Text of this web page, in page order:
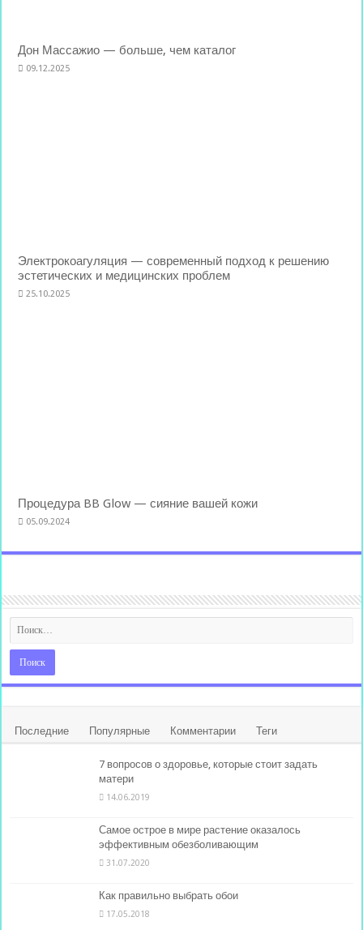
Дон Массажио — больше, чем каталог
09.12.2025
Электрокоагуляция — современный подход к решению
эстетических и медицинских проблем
25.10.2025
Процедура BB Glow — сияние вашей кожи
05.09.2024
Последние Популярные Комментарии Теги
7 вопросов о здоровье, которые стоит задать
матери
14.06.2019
Самое острое в мире растение оказалось
эффективным обезболивающим
31.07.2020
Как правильно выбрать обои
17.05.2018